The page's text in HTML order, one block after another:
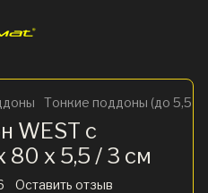
Тонкие поддоны (до 5,5
WEST с
80 х 5,5 / 3 см
Оставить отзыв